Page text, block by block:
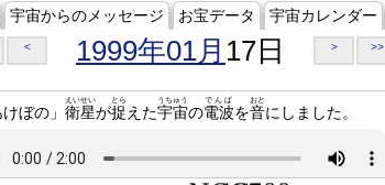
宇宙からのメッセージ お宝データ 宇宙カレンダー
< 1999年01月 17日 > >>
ぼの」 衛星
えいせい
が捉
とら
えた宇宙
うちゅう
の電波
でんぱ
を音
おと
にしました。